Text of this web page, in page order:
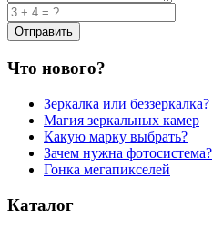
Что нового?
Зеркалка или беззеркалка?
Магия зеркальных камер
Какую марку выбрать?
Зачем нужна фотосистема?
Гонка мегапикселей
Каталог